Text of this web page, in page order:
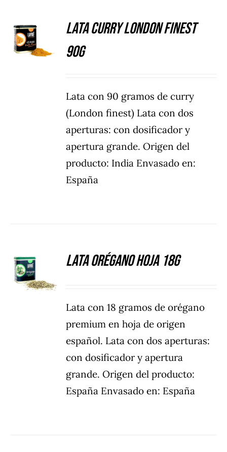
DETALLES
Lata Curry London Finest
90g
Lata con 90 gramos de curry
(London finest) Lata con dos
aperturas: con dosificador y
apertura grande. Origen del
producto: India Envasado en:
España
DETALLES
Lata Orégano hoja 18g
Lata con 18 gramos de orégano
premium en hoja de origen
español. Lata con dos aperturas:
con dosificador y apertura
grande. Origen del producto:
España Envasado en: España